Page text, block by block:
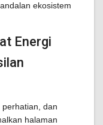
ekosistem
Energi
dan
halaman